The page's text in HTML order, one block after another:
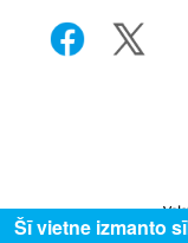
Šī vietne izmanto